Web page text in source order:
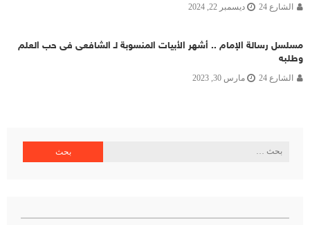
الشارع 24 ديسمبر 22, 2024
مسلسل رسالة الإمام .. أشهر الأبيات المنسوبة لـ الشافعى فى حب العلم
وطلبه
الشارع 24 مارس 30, 2023
البحث